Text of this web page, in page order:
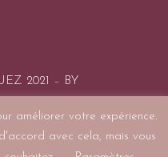
2021 – BY
améliorer votre expérience.
avec cela, mais vous